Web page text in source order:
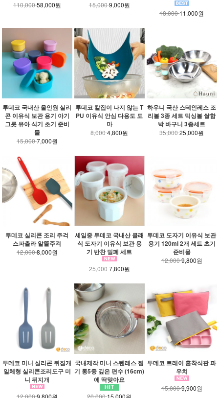
110,00058,000원 15,0009,000원
18,00011,000원
투데코 국내산 올인원 실리
콘 이유식 보관 용기 아기
그릇 유아 식기 초기 준비
물
15,0007,000원
투데코 칼집이 나지 않는 T
PU 이유식 안심 다용도 도
마
8,0004,800원
하우니 국산 스테인레스 조
리볼 3종 세트 믹싱볼 쌀함
박 바구니 3종세트
35,00025,000원
투데코 실리콘 조리 주걱
스파츌라 알뜰주걱
12,0008,000원
세일중 투데코 국내산 클래
식 도자기 이유식 보관 용
기 반찬 밀폐 세트
25,0007,800원
투데코 도자기 이유식 보관
용기 120ml 2개 세트 초기
준비물
12,0009,800원
투데코 미니 실리콘 뒤집개
일체형 실리콘조리도구 미
니 뒤지개
12,0009,800원
국내제작 미니 스텐레스 찜
기 통5중 깊은 편수 (16cm)
에 딱맞아요
20,00015,000원
투데코 트레이 흡착식판 파
우치
15,0009,900원